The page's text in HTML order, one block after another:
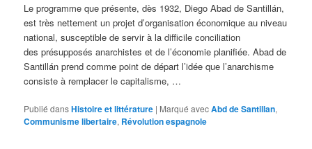
Le programme que présente, dès 1932, Diego Abad de Santillán,
est très nettement un projet d’organisation économique au niveau
national, susceptible de servir à la difficile conciliation
des présupposés anarchistes et de l’économie planifiée. Abad de
Santillán prend comme point de départ l’idée que l’anarchisme
consiste à remplacer le capitalisme, …
Publié dansHistoire et littérature | Marqué avecAbd de Santillan,
Communisme libertaire, Révolution espagnole